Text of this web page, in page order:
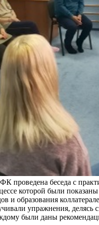
проведена беседа с
которой были
и образования
упражнения, делясь
были даны